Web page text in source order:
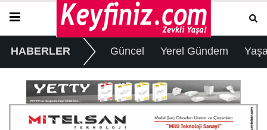
HABERLER Güncel Yerel Gündem